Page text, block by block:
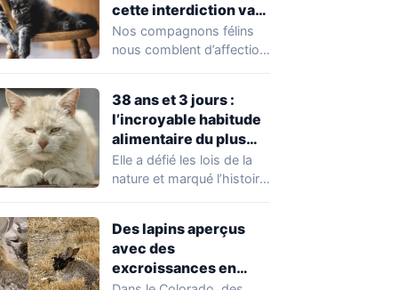
cette interdiction va
indéniablement
impacter vos
Nos compagnons félins
nous comblent d’affection,
question…
38 ans et 3 jours :
l’incroyable habitude
alimentaire du plus
vieux chat du monde
Elle a défié les lois de la
nature et marqué l’histoire
Des lapins aperçus
avec des
excroissances en